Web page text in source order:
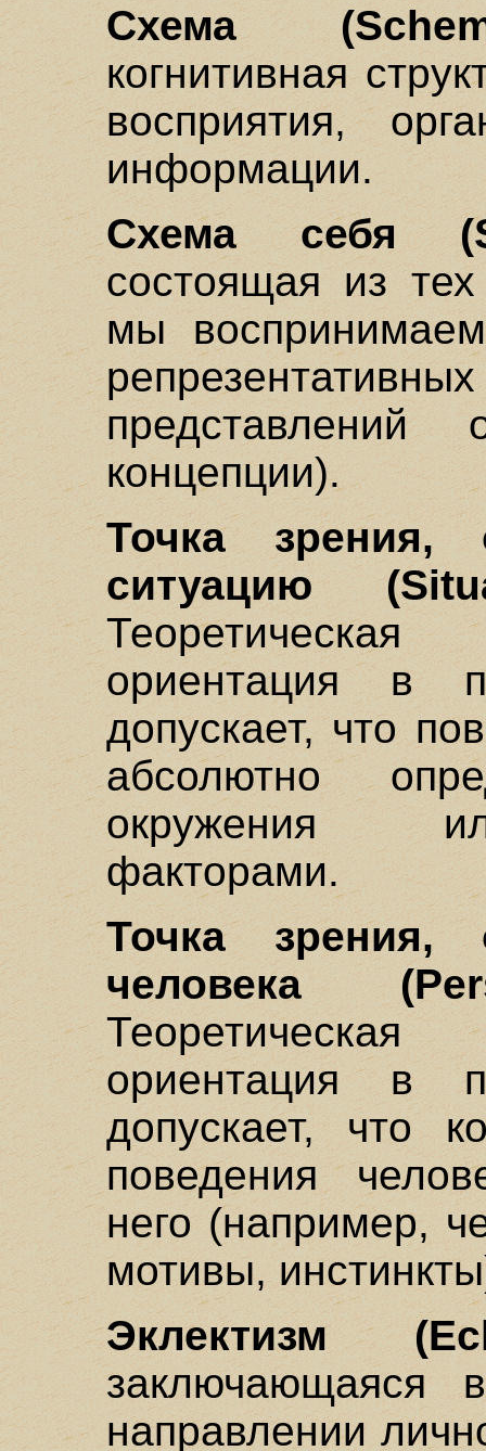
Схема
когнитивная
восприятия,
информации.
Схема себя
состоящая из
мы
концепции).
Точка зрения,
ситуацию
ориентация в
допускает, что
абсолютно
окружения
факторами.
Точка зрения,
человека
ориентация в
допускает, что
поведения
него (например,
мотивы,
Эклектизм
направлении